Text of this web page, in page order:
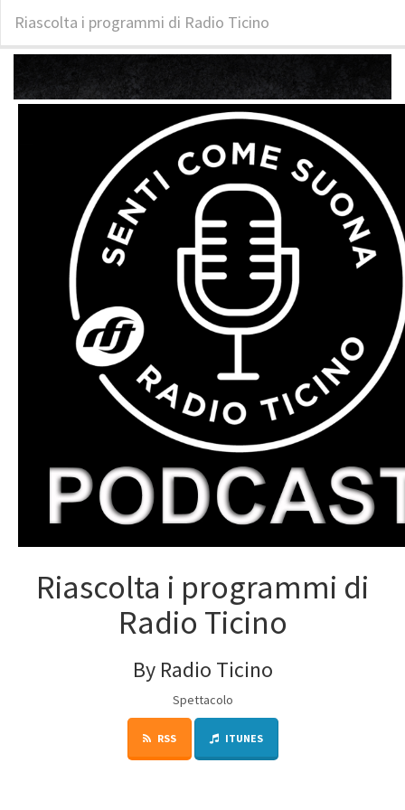
Riascolta i programmi di Radio Ticino
Riascolta i programmi di
Radio Ticino
By Radio Ticino
Spettacolo
RSS ITUNES